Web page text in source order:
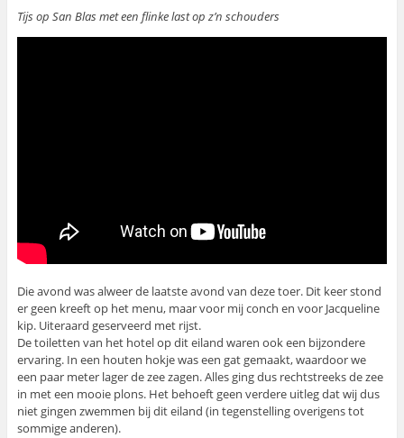
Tijs op San Blas met een flinke last op z’n schouders
Die avond was alweer de laatste avond van deze toer. Dit keer stond
er geen kreeft op het menu, maar voor mij conch en voor Jacqueline
kip. Uiteraard geserveerd met rijst.
De toiletten van het hotel op dit eiland waren ook een bijzondere
ervaring. In een houten hokje was een gat gemaakt, waardoor we
een paar meter lager de zee zagen. Alles ging dus rechtstreeks de zee
in met een mooie plons. Het behoeft geen verdere uitleg dat wij dus
niet gingen zwemmen bij dit eiland (in tegenstelling overigens tot
sommige anderen).